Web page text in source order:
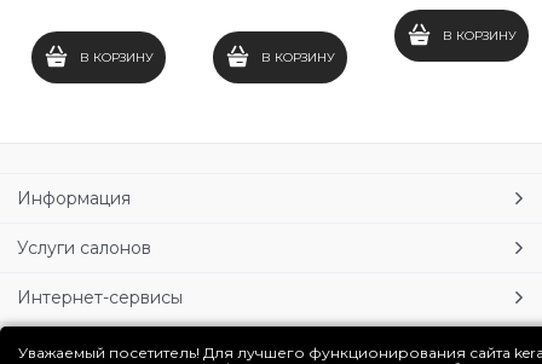
В КОРЗИНУ В КОРЗИНУ
В КОРЗИНУ
Информация
Услуги салонов
Интернет-сервисы
Личный кабинет
Уважаемый посетитель! Для лучшего функционирования сайта